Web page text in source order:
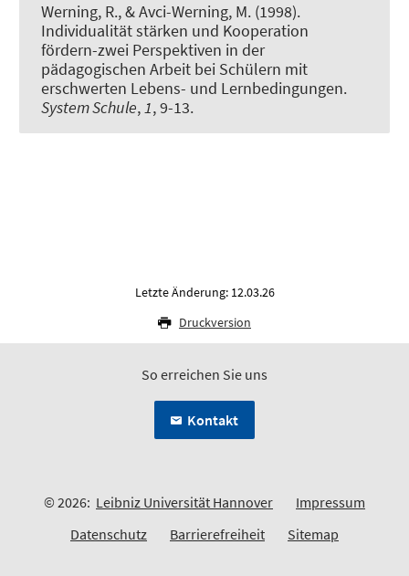
Werning, R., & Avci-Werning, M. (1998).
Individualität stärken und Kooperation
fördern-zwei Perspektiven in der
pädagogischen Arbeit bei Schülern mit
erschwerten Lebens- und Lernbedingungen.
System Schule,1, 9-13.
Letzte Änderung: 12.03.26
Druckversion
So erreichen Sie uns
Kontakt
© 2026: Leibniz Universität Hannover
Impressum
Datenschutz
Barrierefreiheit Sitemap